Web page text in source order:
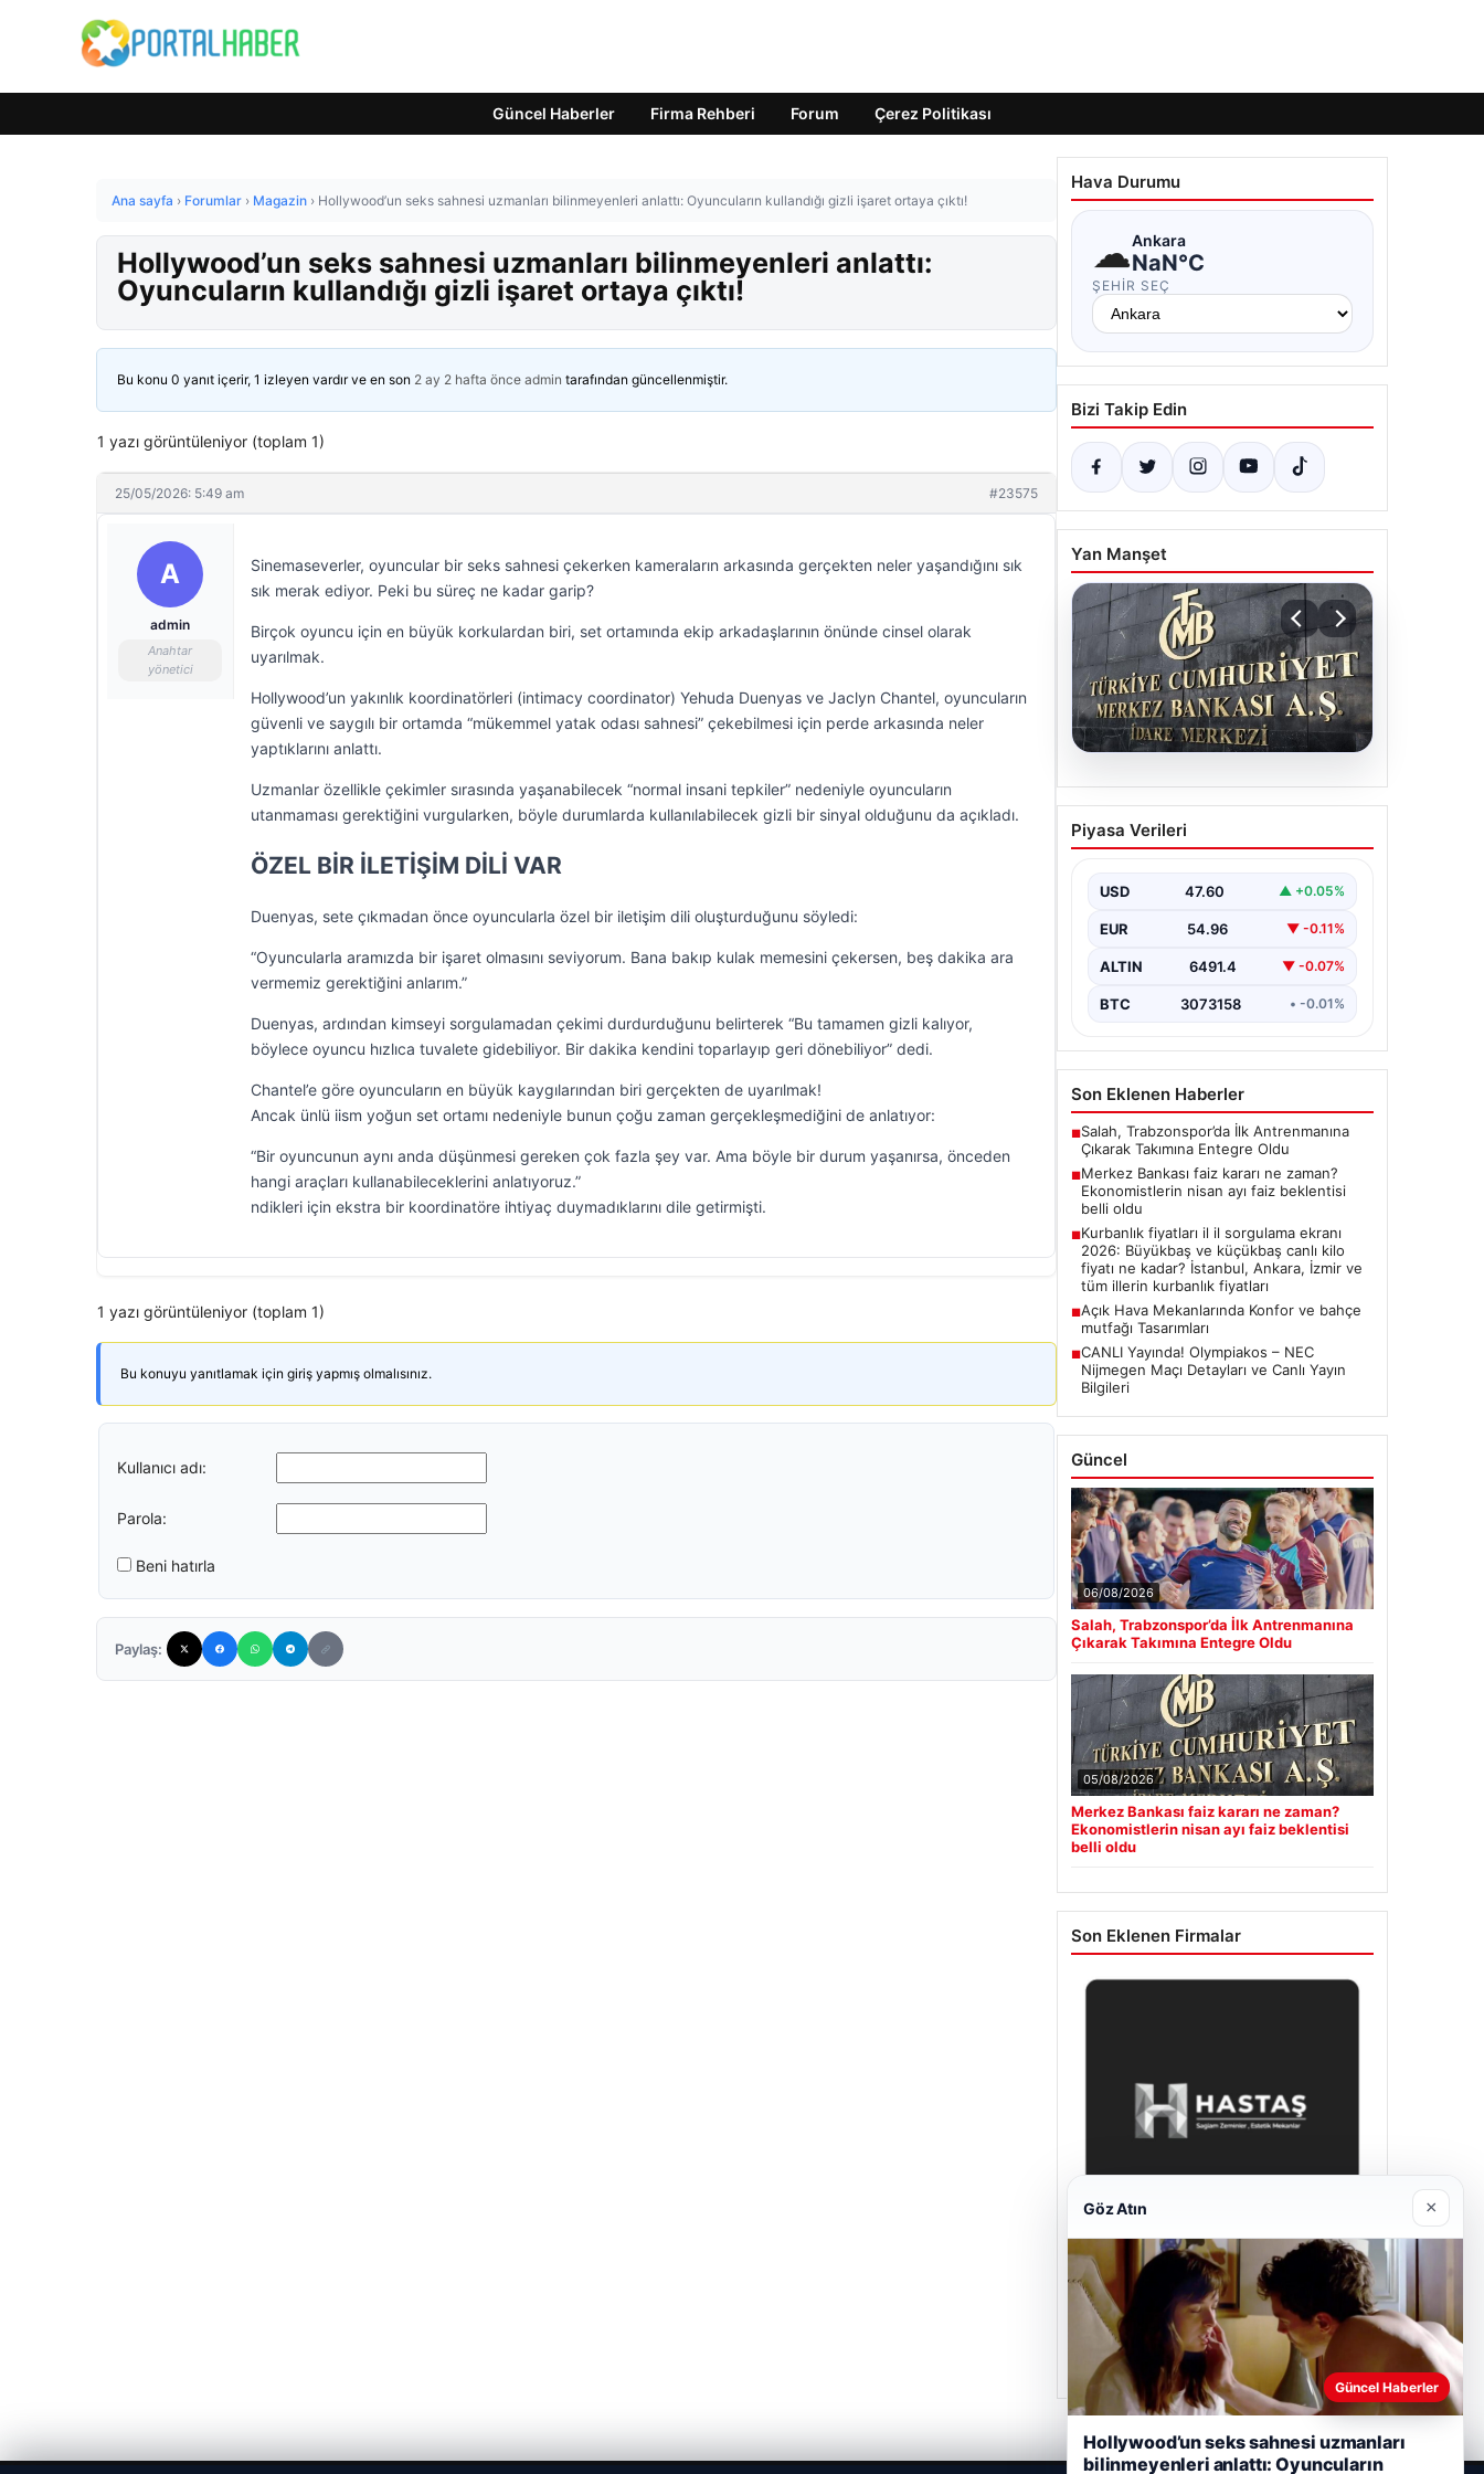
Güncel Haberler Firma Rehberi Forum Çerez Politikası
Ana sayfa › Forumlar › Magazin › Hollywood’un seks sahnesi uzmanları bilinmeyenleri anlattı: Oyuncuların kullandığı gizli işaret ortaya çıktı!
Hollywood’un seks sahnesi uzmanları bilinmeyenleri anlattı:
Oyuncuların kullandığı gizli işaret ortaya çıktı!
Bu konu 0 yanıt içerir, 1 izleyen vardır ve en son 2 ay 2 hafta önce admin tarafından güncellenmiştir.
1 yazı görüntüleniyor (toplam 1)
25/05/2026: 5:49 am #23575
A
admin
Anahtar
yönetici
Sinemaseverler, oyuncular bir seks sahnesi çekerken kameraların arkasında gerçekten neler yaşandığını sık
sık merak ediyor. Peki bu süreç ne kadar garip?
Birçok oyuncu için en büyük korkulardan biri, set ortamında ekip arkadaşlarının önünde cinsel olarak
uyarılmak.
Hollywood’un yakınlık koordinatörleri (intimacy coordinator) Yehuda Duenyas ve Jaclyn Chantel, oyuncuların
güvenli ve saygılı bir ortamda “mükemmel yatak odası sahnesi” çekebilmesi için perde arkasında neler
yaptıklarını anlattı.
Uzmanlar özellikle çekimler sırasında yaşanabilecek “normal insani tepkiler” nedeniyle oyuncuların
utanmaması gerektiğini vurgularken, böyle durumlarda kullanılabilecek gizli bir sinyal olduğunu da açıkladı.
ÖZEL BİR İLETİŞİM DİLİ VAR
Duenyas, sete çıkmadan önce oyuncularla özel bir iletişim dili oluşturduğunu söyledi:
“Oyuncularla aramızda bir işaret olmasını seviyorum. Bana bakıp kulak memesini çekersen, beş dakika ara
vermemiz gerektiğini anlarım.”
Duenyas, ardından kimseyi sorgulamadan çekimi durdurduğunu belirterek “Bu tamamen gizli kalıyor,
böylece oyuncu hızlıca tuvalete gidebiliyor. Bir dakika kendini toparlayıp geri dönebiliyor” dedi.
Chantel’e göre oyuncuların en büyük kaygılarından biri gerçekten de uyarılmak!
Ancak ünlü iism yoğun set ortamı nedeniyle bunun çoğu zaman gerçekleşmediğini de anlatıyor:
“Bir oyuncunun aynı anda düşünmesi gereken çok fazla şey var. Ama böyle bir durum yaşanırsa, önceden
hangi araçları kullanabileceklerini anlatıyoruz.”
ndikleri için ekstra bir koordinatöre ihtiyaç duymadıklarını dile getirmişti.
1 yazı görüntüleniyor (toplam 1)
Bu konuyu yanıtlamak için giriş yapmış olmalısınız.
Kullanıcı adı:
Parola:
Beni hatırla
Paylaş:
Hava Durumu
☁Ankara
NaN°C
ŞEHIR SEÇ
Bizi Takip Edin
Yan Manşet
Merkez Bankası faiz kararı
ne zaman? Ekonomistlerin
belli oldu
Piyasa Verileri
USD 47.60 ▲ +0.05%
EUR 54.96 ▼ -0.11%
ALTIN 6491.4 ▼ -0.07%
BTC 3073158 • -0.01%
Son Eklenen Haberler
■Salah, Trabzonspor’da İlk Antrenmanına
Çıkarak Takımına Entegre Oldu
■Merkez Bankası faiz kararı ne zaman?
Ekonomistlerin nisan ayı faiz beklentisi
belli oldu
■Kurbanlık fiyatları il il sorgulama ekranı
2026: Büyükbaş ve küçükbaş canlı kilo
fiyatı ne kadar? İstanbul, Ankara, İzmir ve
tüm illerin kurbanlık fiyatları
■Açık Hava Mekanlarında Konfor ve bahçe
mutfağı Tasarımları
■CANLI Yayında! Olympiakos – NEC
Nijmegen Maçı Detayları ve Canlı Yayın
Bilgileri
Güncel
06/08/2026
Salah, Trabzonspor’da İlk Antrenmanına
Çıkarak Takımına Entegre Oldu
05/08/2026
Merkez Bankası faiz kararı ne zaman?
Ekonomistlerin nisan ayı faiz beklentisi
belli oldu
Son Eklenen Firmalar
Hastaş Beton
26/05/2026
Göz Atın ×
Güncel Haberler
Hollywood’un seks sahnesi uzmanları
bilinmeyenleri anlattı: Oyuncuların